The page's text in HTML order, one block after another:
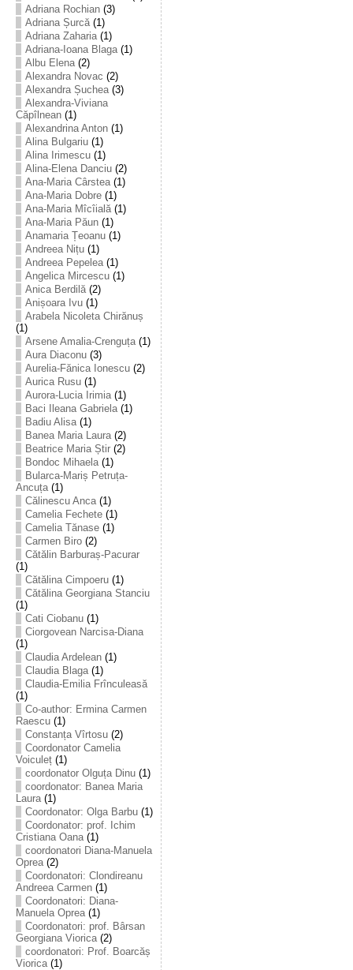
Adriana Rochian(3)
Adriana Șurcă(1)
Adriana Zaharia(1)
Adriana-Ioana Blaga(1)
Albu Elena(2)
Alexandra Novac (2)
Alexandra Șuchea(3)
Alexandra-Viviana
Căpîlnean(1)
Alexandrina Anton(1)
Alina Bulgariu(1)
Alina Irimescu(1)
Alina-Elena Danciu(2)
Ana-Maria Cârstea(1)
Ana-Maria Dobre(1)
Ana-Maria Mîcîială(1)
Ana-Maria Păun(1)
Anamaria Țeoanu(1)
Andreea Nițu(1)
Andreea Pepelea(1)
Angelica Mircescu(1)
Anica Berdilă(2)
Anișoara Ivu(1)
Arabela Nicoleta Chirănuș
(1)
Arsene Amalia-Crenguța(1)
Aura Diaconu(3)
Aurelia-Fănica Ionescu(2)
Aurica Rusu(1)
Aurora-Lucia Irimia(1)
Baci Ileana Gabriela(1)
Badiu Alisa(1)
Banea Maria Laura(2)
Beatrice Maria Știr(2)
Bondoc Mihaela(1)
Bularca-Mariș Petruța-
Ancuța(1)
Călinescu Anca(1)
Camelia Fechete(1)
Camelia Tănase(1)
Carmen Biro(2)
Cătălin Barburaș-Pacurar
(1)
Cătălina Cimpoeru(1)
Cătălina Georgiana Stanciu
(1)
Cati Ciobanu(1)
Ciorgovean Narcisa-Diana
(1)
Claudia Ardelean(1)
Claudia Blaga(1)
Claudia-Emilia Frînculeasă
(1)
Co-author: Ermina Carmen
Raescu(1)
Constanța Vîrtosu(2)
Coordonator Camelia
Voiculeț(1)
coordonator Olguța Dinu(1)
coordonator: Banea Maria
Laura(1)
Coordonator: Olga Barbu(1)
Coordonator: prof. Ichim
Cristiana Oana(1)
coordonatori Diana-Manuela
Oprea(2)
Coordonatori: Clondireanu
Andreea Carmen(1)
Coordonatori: Diana-
Manuela Oprea(1)
Coordonatori: prof. Bârsan
Georgiana Viorica(2)
coordonatori: Prof. Boarcăș
Viorica(1)